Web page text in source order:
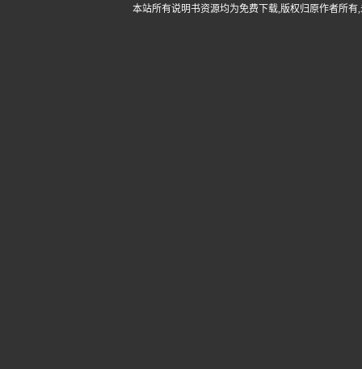
本站所有说明书资源均为免费下载,版权归原作者所